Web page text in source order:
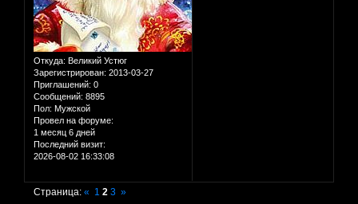
Откуда: Великий Устюг
Зарегистрирован: 2013-03-27
Приглашений: 0
Сообщений: 8895
Пол: Мужской
Провел на форуме:
1 месяц 6 дней
Последний визит:
2026-08-02 16:33:08
Страница:« 1 2 3 »